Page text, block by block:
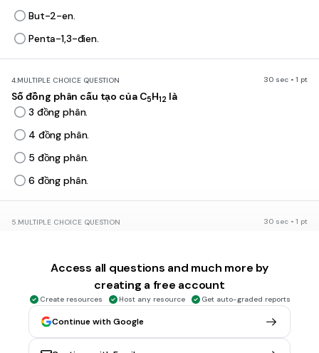
But-2-en.
Penta-1,3-đien.
4.MULTIPLE CHOICE QUESTION 30 sec • 1 pt
Số đồng phân cấu tạo của C5H12 là
3 đồng phân.
4 đồng phân.
5 đồng phân.
6 đồng phân.
5.MULTIPLE CHOICE QUESTION 30 sec • 1 pt
C6 H5OH.
H5(OH)3.
Access all questions and much more by
creating a free account
Create resources Host any resource Get auto-graded reports
Continue with Google